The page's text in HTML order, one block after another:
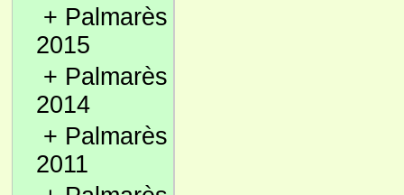
+ Palmarès
2015
+ Palmarès
2014
+ Palmarès
2011